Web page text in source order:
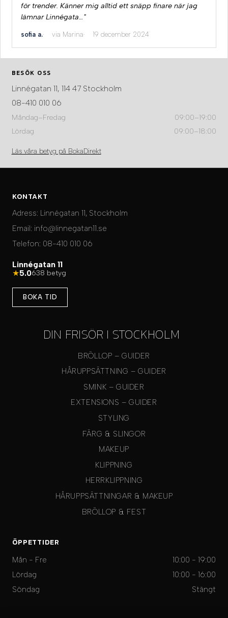
för trender. Känner mig alltid ett snäpp finare när jag
lämnar Linnégata…"
sofia a. via Marina 19 december 2024
BESÖK OSS
Linnégatan 11, 114 47 Stockholm
08-410 010 06
Måndag–Fredag
09:00–19:00
Lördag
09:00–18:00
Läs våra betyg på BokaDirekt
KONTAKT
Adress: Linnégatan 11, Stockholm
Email: info@linnegatan11.se
Telefon: 08-410 010 06
Linnégatan 11
★5.0638 betyg
BOKA TID
DIN FRISÖR I STOCKHOLM
BRÖLLOP – GUIDER
HÅRUPPSÄTTNING – GUIDER
SMINK – GUIDER
EXTENSIONS – GUIDER
STYLING
FÄRG & SLINGOR
MAKEUP
KLIPPNING
HERRKLIPPNING
HÅRUPPSÄTTNINGAR & MAKEUP
BRÖLLOP & FEST
ÖPPETTIDER
Mån - Fre
10:00 - 19:00
Lördag
10:00 - 16:00
Söndag
Stängt